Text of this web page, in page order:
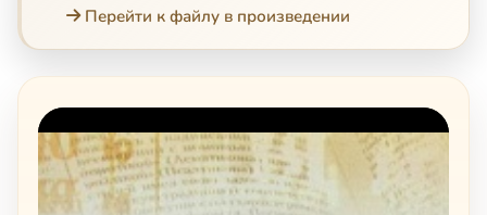
Перейти к файлу в произведении